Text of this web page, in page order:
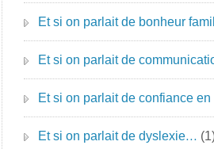
Et si on parlait de bonheur
Et si on parlait de
Et si on parlait de confiance
Et si on parlait de dyslexie…